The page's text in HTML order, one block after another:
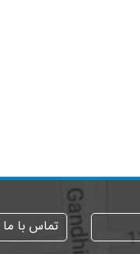
تماس با ما